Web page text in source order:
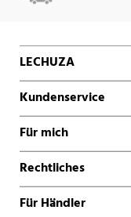
LECHUZA
Kundenservice
Für mich
Rechtliches
Für Händler